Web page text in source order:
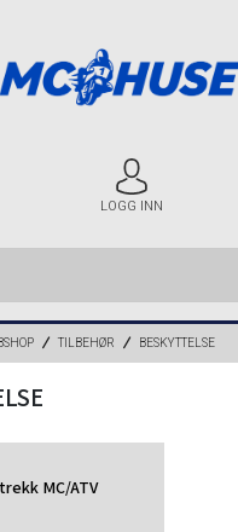
LOGG INN
TILBEHØR BESKYTTELSE
MC/ATV